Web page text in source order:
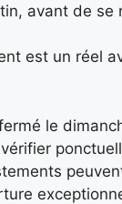
avant de se
est un réel
le